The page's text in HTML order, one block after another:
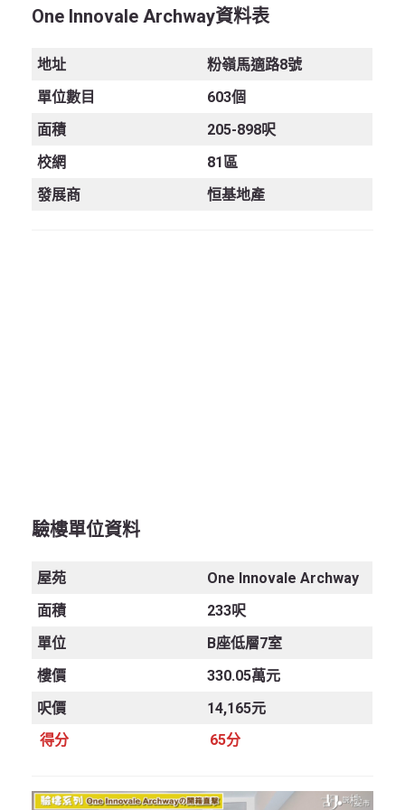
One Innovale Archway資料表
地址
粉嶺馬適路8號
單位數目
603個
面積
205-898呎
校網
81區
發展商
恒基地產
驗樓單位資料
屋苑
One Innovale Archway
面積
233呎
單位
B座低層7室
樓價
330.05萬元
呎價
14,165元
得分
65分